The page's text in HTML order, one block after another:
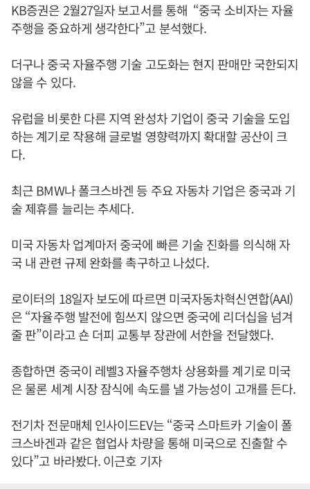
KB증권은 2월27일자 보고서를 통해 “중국 소비자는 자율
주행을 중요하게 생각한다”고 분석했다.
더구나 중국 자율주행 기술 고도화는 현지 판매만 국한되지
않을 수 있다.
유럽을 비롯한 다른 지역 완성차 기업이 중국 기술을 도입
하는 계기로 작용해 글로벌 영향력까지 확대할 공산이 크
다.
최근 BMW나 폴크스바겐 등 주요 자동차 기업은 중국과 기
술 제휴를 늘리는 추세다.
미국 자동차 업계마저 중국에 빠른 기술 진화를 의식해 자
국 내 관련 규제 완화를 촉구하고 나섰다.
로이터의 18일자 보도에 따르면 미국자동차혁신연합(AAI)
은 “자율주행 발전에 힘쓰지 않으면 중국에 리더십을 넘겨
줄 판”이라고 숀 더피 교통부 장관에 서한을 전달했다.
종합하면 중국이 레벨3 자율주행차 상용화를 계기로 미국
은 물론 세계 시장 잠식에 속도를 낼 가능성이 고개를 든다.
전기차 전문매체 인사이드EV는 “중국 스마트카 기술이 폴
크스바겐과 같은 협업사 차량을 통해 미국으로 진출할 수
있다”고 바라봤다. 이근호 기자